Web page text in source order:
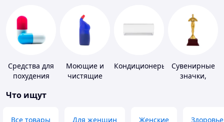
Средства для
похудения
Моющие и
чистящие
Кондиционеры
Сувенирные
значки,
Что ищут
Все товары Для женщин Женские Здоровье